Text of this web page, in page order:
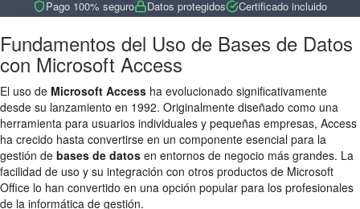
Pago 100% seguro Datos protegidos Certificado incluido
Fundamentos del Uso de Bases de Datos
con Microsoft Access
El uso de Microsoft Access ha evolucionado significativamente
desde su lanzamiento en 1992. Originalmente diseñado como una
herramienta para usuarios individuales y pequeñas empresas, Access
ha crecido hasta convertirse en un componente esencial para la
gestión de bases de datos en entornos de negocio más grandes. La
facilidad de uso y su integración con otros productos de Microsoft
Office lo han convertido en una opción popular para los profesionales
de la informática de gestión.